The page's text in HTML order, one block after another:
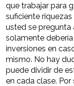
que trabajar para
suficiente riquezas
usted se pregunta
solamente
inversiones en
mismo. No hay
puede dividir de
en cada clase.